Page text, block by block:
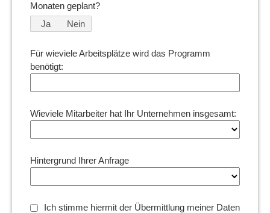
Monaten geplant?
Ja
Nein
Für wieviele Arbeitsplätze wird das Programm
benötigt:
Wieviele Mitarbeiter hat Ihr Unternehmen insgesamt:
Hintergrund Ihrer Anfrage
Ich stimme hiermit der Übermittlung meiner Daten